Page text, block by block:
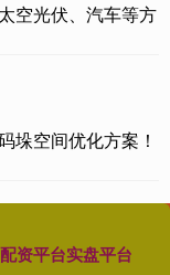
空光伏、汽车等方
垛空间优化方案！
配资平台实盘平台